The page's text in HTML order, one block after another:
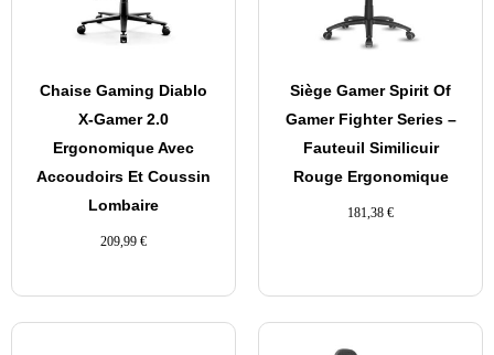
Chaise Gaming Diablo
X-Gamer 2.0
Ergonomique Avec
Accoudoirs Et Coussin
Lombaire
209,99 €
Siège Gamer Spirit Of
Gamer Fighter Series –
Fauteuil Similicuir
Rouge Ergonomique
181,38 €